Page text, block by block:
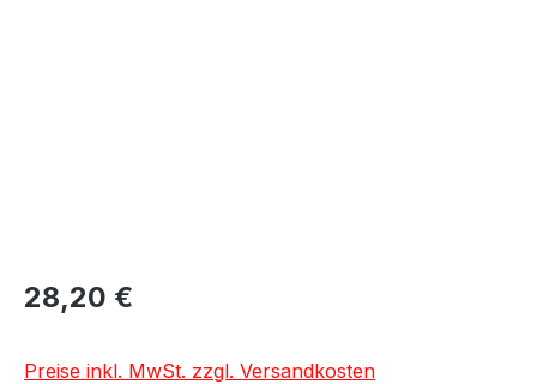
28,20 €
Preise inkl. MwSt. zzgl. Versandkosten